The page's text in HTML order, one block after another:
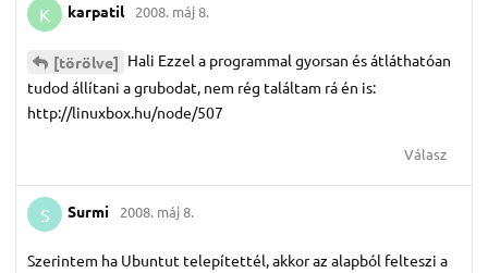
K karpatil 2008. máj 8.
[törölve] Hali Ezzel a programmal gyorsan és átláthatóan
tudod állítani a grubodat, nem rég találtam rá én is:
http://linuxbox.hu/node/507
Válasz
S Surmi 2008. máj 8.
Szerintem ha Ubuntut telepítettél, akkor az alapból felteszi a